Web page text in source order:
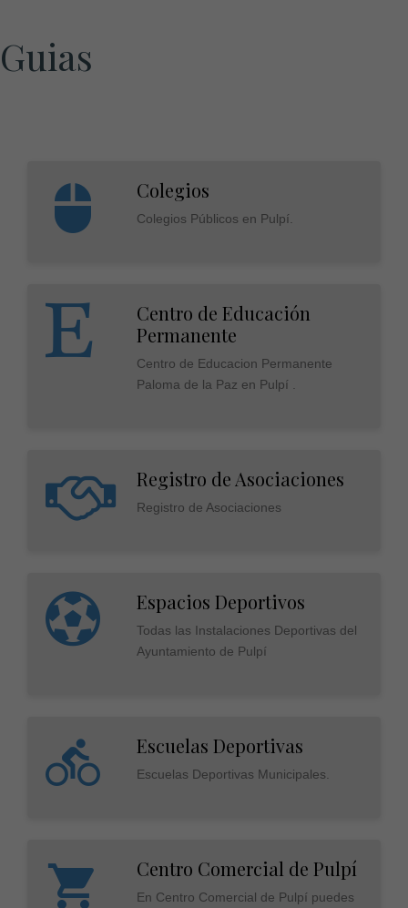
Guias
Colegios
Colegios Públicos en Pulpí.
Centro de Educación
Permanente
Centro de Educacion Permanente
Paloma de la Paz en Pulpí .
Registro de Asociaciones
Registro de Asociaciones
Espacios Deportivos
Todas las Instalaciones Deportivas del
Ayuntamiento de Pulpí
Escuelas Deportivas
Escuelas Deportivas Municipales.
Centro Comercial de Pulpí
En Centro Comercial de Pulpí puedes